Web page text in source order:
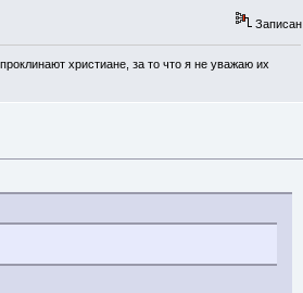
Записан
христиане, за то что я не уважаю их